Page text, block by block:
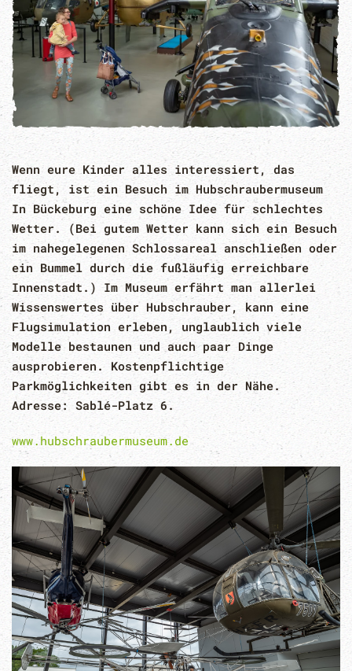
Wenn eure Kinder alles interessiert, das
fliegt, ist ein Besuch im Hubschraubermuseum
In Bückeburg eine schöne Idee für schlechtes
Wetter. (Bei gutem Wetter kann sich ein Besuch
im nahegelegenen Schlossareal anschließen oder
ein Bummel durch die fußläufig erreichbare
Innenstadt.) Im Museum erfährt man allerlei
Wissenswertes über Hubschrauber, kann eine
Flugsimulation erleben, unglaublich viele
Modelle bestaunen und auch paar Dinge
ausprobieren. Kostenpflichtige
Parkmöglichkeiten gibt es in der Nähe.
Adresse: Sablé-Platz 6.
www.hubschraubermuseum.de